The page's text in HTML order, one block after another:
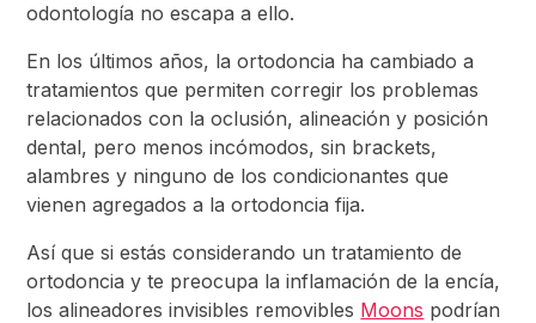
odontología no escapa a ello.
En los últimos años, la ortodoncia ha cambiado a
tratamientos que permiten corregir los problemas
relacionados con la oclusión, alineación y posición
dental, pero menos incómodos, sin brackets,
alambres y ninguno de los condicionantes que
vienen agregados a la ortodoncia fija.
Así que si estás considerando un tratamiento de
ortodoncia y te preocupa la inflamación de la encía,
los alineadores invisibles removibles Moons podrían